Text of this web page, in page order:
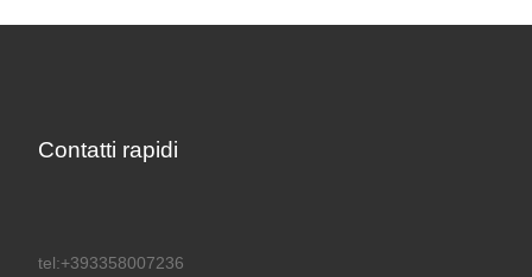
Contatti rapidi
tel:+393358007236